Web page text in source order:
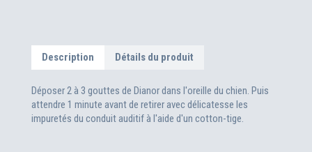
Description Détails du produit
Déposer 2 à 3 gouttes de Dianor dans l'oreille du chien. Puis
attendre 1 minute avant de retirer avec délicatesse les
impuretés du conduit auditif à l'aide d'un cotton-tige.